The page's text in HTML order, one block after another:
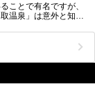
光スポット、グルメ
くあります。そんな
帰り温泉をピックア
ことで有名ですが、
温泉」は意外と知ら
れている「鳥取温
元湯温泉」で堪能